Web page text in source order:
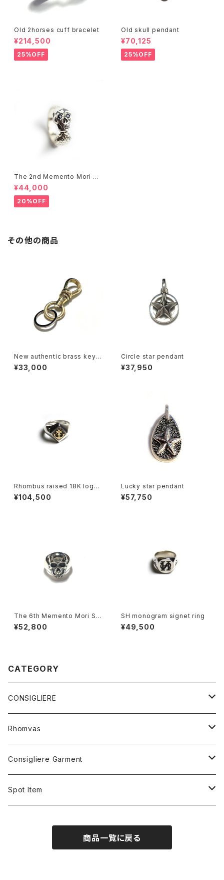
Old 2horses cuff bracelet
¥214,500
25%OFF
Old skull pendant
¥70,125
25%OFF
The 2nd Memento Mori Sk
ull Ring-5K gold&silver
¥44,000
20%OFF
その他の商品
New authentic brass key c
lip
¥33,000
Circle star pendant
¥37,950
Rhombus raised 18K logo r
ing
¥104,500
Lucky star pendant
¥57,750
The 6th Memento Mori Sk
ull Ring "Gents skull ring"
¥52,800
SH monogram signet ring
¥49,500
CATEGORY
CONSIGLIERE
RING
STERLING SILVER
BRASS&SILVER PLATED
BRACELET
STERLING SILVER&BEADS
HAIR BAND
STERLING SILVER
STERLING SILVER
Rhomvas
RING
10K GOLD
PENDANT
Consigliere Garment
Shirt
Short sleeve shirt
Spot Item
STERLING SILVER
商品一覧に戻る